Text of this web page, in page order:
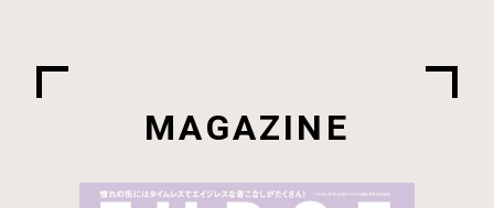
MAGAZINE